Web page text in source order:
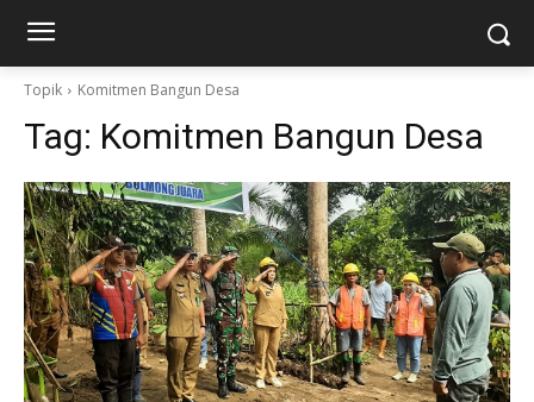
Topik Komitmen Bangun Desa
Tag: Komitmen Bangun Desa